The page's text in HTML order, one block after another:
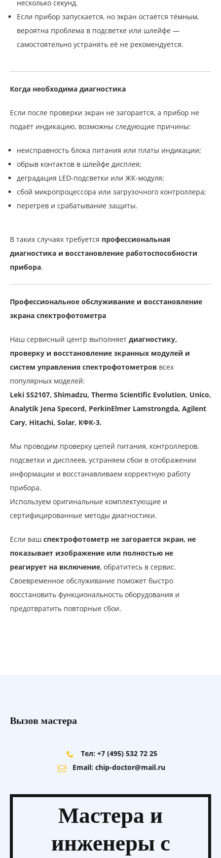
несколько секунд.
Если прибор запускается, но экран остаётся тёмным,
вероятна проблема в подсветке или шлейфе —
самостоятельно устранять её не рекомендуется.
Когда необходима диагностика
Если после проверки экран не загорается, а прибор не
подаёт индикацию, возможны следующие причины:
неисправность блока питания или платы индикации;
обрыв контактов в шлейфе дисплея;
деградация LED-подсветки или ЖК-модуля;
сбой микропроцессора или загрузочного контроллера;
перегрев и срабатывание защиты.
В таких случаях требуется профессиональная
диагностика и восстановление работоспособности
прибора.
Профессиональное обслуживание и восстановление
экрана спектрофотометра
Наш сервисный центр выполняет диагностику,
проверку и восстановление экранных модулей и
систем управления спектрофотометров всех
популярных моделей:
Leki SS2107, Shimadzu, Thermo Scientific Evolution, Unico,
Analytik Jena Specord, PerkinElmer Lamstrongda, Agilent
Cary, Hitachi, Solar, КФК-3.
Мы проводим проверку цепей питания, контроллеров,
подсветки и дисплеев, устраняем сбои в отображении
информации и восстанавливаем корректную работу
прибора.
Используем оригинальные комплектующие и
сертифицированные методы диагностики.
Если ваш спектрофотометр не загорается экран, не
показывает изображение или полностью не
реагирует на включение, обратитесь в сервис.
Своевременное обслуживание поможет быстро
восстановить функциональность оборудования и
предотвратить повторные сбои.
Вызов мастера
Тел: +7 (495) 532 72 25
Email: chip-doctor@mail.ru
Мастера и
инженеры с